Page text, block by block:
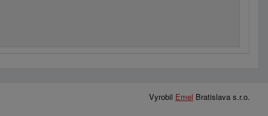
Vyrobil Emel Bratislava s.r.o.